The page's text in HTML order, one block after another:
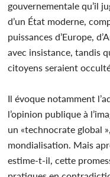
gouvernementale qu’il
d’un État moderne,
puissances d’Europe,
avec insistance, tandis
citoyens seraient
Il évoque notamment
l’opinion publique à
un «technocrate global
mondialisation. Mais
estime-t-il, cette